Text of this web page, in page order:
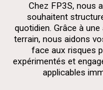
Chez FP3S, nous
souhaitent
quotidien. Grâce à
terrain, nous aidons
face aux risques
expérimentés et
applicables